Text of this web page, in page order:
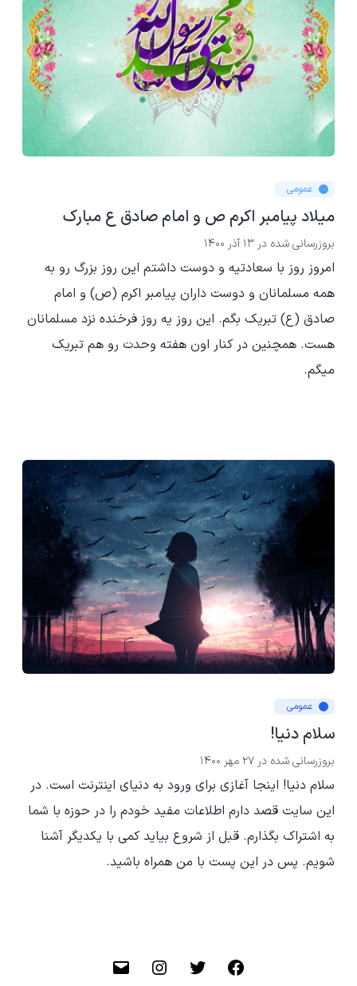
عمومی
میلاد پیامبر اکرم ص و امام صادق ع مبارک
بروزرسانی شده در 13 آذر 1400
امروز روز با سعادتیه و دوست داشتم این روز بزرگ رو به
همه مسلمانان و دوست داران پیامبر اکرم (ص) و امام
صادق (ع) تبریک بگم. این روز یه روز فرخنده نزد مسلمانان
هست. همچنین در کنار اون هفته وحدت رو هم تبریک
میگم.
عمومی
سلام دنیا!
بروزرسانی شده در 27 مهر 1400
سلام دنیا! اینجا آغازی برای ورود به دنیای اینترنت است. در
این سایت قصد دارم اطلاعات مفید خودم را در حوزه با شما
به اشتراک بگذارم. قبل از شروع بیاید کمی با یکدیگر آشنا
شویم. پس در این پست با من همراه باشید.
فیسبوک توییتر اینستاگرام